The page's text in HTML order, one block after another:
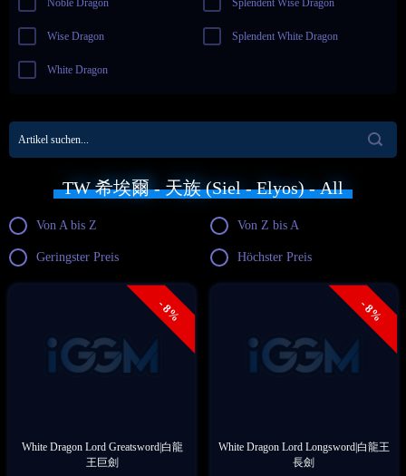
Asmodians)
吉凱爾 - 魔族 (Zikel - Asmodians)
崔妮爾 - 魔族 (Triniel - Asmodians) 露梅爾 - 魔族 (Lumiel - Asmodians)
瑪爾庫坦 - 魔族 (Marchutan -
Asmodians)
盧德萊 - 魔族 (Ludra - Asmodians) 鄔爾古倫 - 魔族 (Ulgorn - Asmodians)
默尼 - 魔族 (Munin - Asmodians) 奧達爾 - 魔族 (Odar - Asmodians)
简卡卡 - 魔族 (Zemurru - Asmodians) 克羅梅德 - 魔族 (Kromede - Asmodians)
奎靈 - 魔族 (Quai - Asmodians) 巴巴隆 - 魔族 (Baba - Asmodians)
Wise Dragon Splendent White Dragon
White Dragon
TW 希埃爾 - 天族 (Siel - Elyos) - All
Von A bis Z Von Z bis A
Geringster Preis Höchster Preis
- 8%
White Dragon Lord Greatsword|白龍
王巨劍
- 8%
White Dragon Lord Longsword|白龍王
長劍